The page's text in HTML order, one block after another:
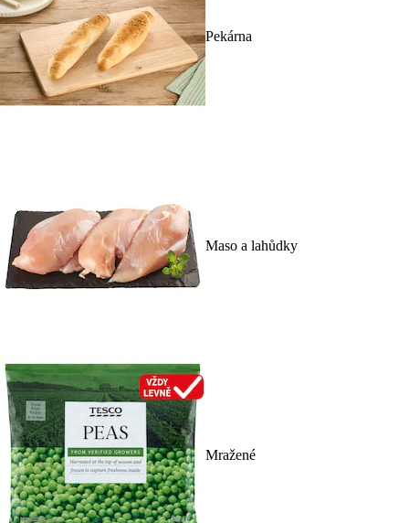
Pekárna
Maso a lahůdky
Mražené